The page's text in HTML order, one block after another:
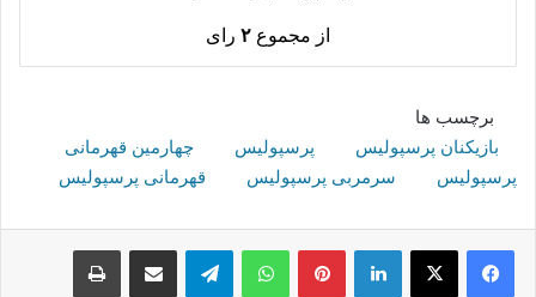
از مجموع ۲ رای
برچسب ها
بازیکنان پرسپولیس
پرسپولیس
چهارمین قهرمانی
پرسپولیس
سرمربی پرسپولیس قهرمانی پرسپولیس
لینکدین پینترستواتس آپ تلگرام اشتراک گذاری از طریق ایمیل چاپ